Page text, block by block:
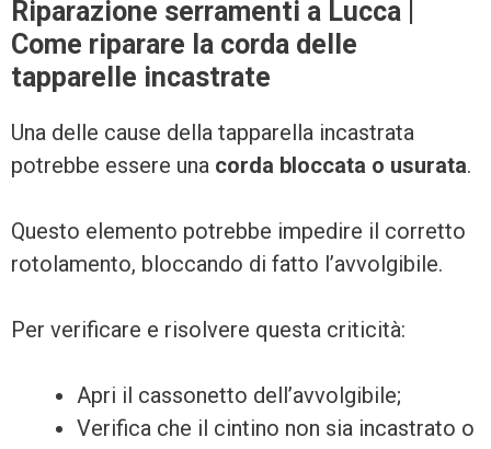
Riparazione serramenti a Lucca |
Come riparare la corda delle
tapparelle incastrate
Una delle cause della tapparella incastrata
potrebbe essere una corda bloccata o usurata.
Questo elemento potrebbe impedire il corretto
rotolamento, bloccando di fatto l’avvolgibile.
Per verificare e risolvere questa criticità:
Apri il cassonetto dell’avvolgibile;
Verifica che il cintino non sia incastrato o